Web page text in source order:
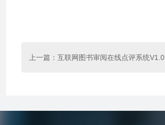
上一篇： 互联网图书审阅在线点评系统V1.0